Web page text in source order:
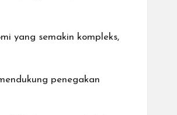
yang semakin kompleks,
penegakan